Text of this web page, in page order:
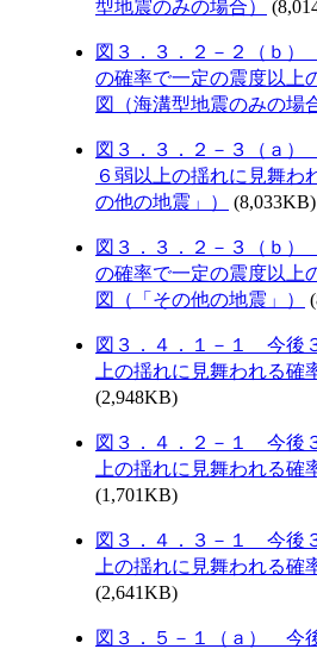
型地震のみの場合）
図３．３．２－２（ｂ
の確率で一定の震度以上
図（海溝型地震のみの場
図３．３．２－３（ａ
６弱以上の揺れに見舞わ
の他の地震」）
(8,033KB)
図３．３．２－３（ｂ
の確率で一定の震度以上
図（「その他の地震」）
図３．４．１－１ 今後
上の揺れに見舞われる確
(2,948KB)
図３．４．２－１ 今後
上の揺れに見舞われる確
(1,701KB)
図３．４．３－１ 今後
上の揺れに見舞われる確
(2,641KB)
図３．５－１（ａ） 今